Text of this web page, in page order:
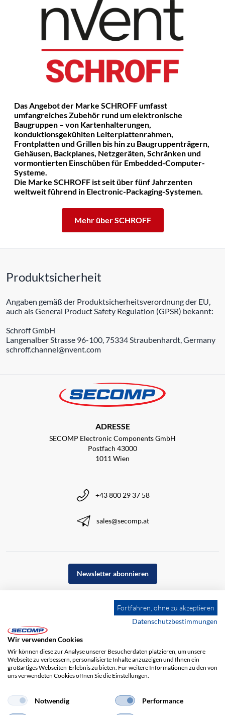
Das Angebot der Marke SCHROFF umfasst
umfangreiches Zubehör rund um elektronische
Baugruppen – von Kartenhalterungen,
konduktionsgekühlten Leiterplattenrahmen,
Frontplatten und Grillen bis hin zu Baugruppenträgern,
Gehäusen, Backplanes, Netzgeräten, Schränken und
vormontierten Einschüben für Embedded-Computer-
Systeme.
Die Marke SCHROFF ist seit über fünf Jahrzenten
weltweit führend in Electronic-Packaging-Systemen.
Mehr über SCHROFF
Produktsicherheit
Angaben gemäß der Produktsicherheitsverordnung der EU,
auch als General Product Safety Regulation (GPSR) bekannt:
Schroff GmbH
Langenalber Strasse 96-100, 75334 Straubenhardt, Germany
schroff.channel@nvent.com
ADRESSE
SECOMP Electronic Components GmbH
Postfach 43000
1011 Wien
+43 800 29 37 58
sales@secomp.at
Newsletter abonnieren
Impressum AGB Haftungsausschluss Datenschutz
Fortfahren, ohne zu akzeptieren
Datenschutzbestimmungen
Wir verwenden Cookies
Wir können diese zur Analyse unserer Besucherdaten platzieren, um unsere
Webseite zu verbessern, personalisierte Inhalte anzuzeigen und Ihnen ein
großartiges Webseiten-Erlebnis zu bieten. Für weitere Informationen zu den von
uns verwendeten Cookies öffnen Sie die Einstellungen.
Notwendig Performance